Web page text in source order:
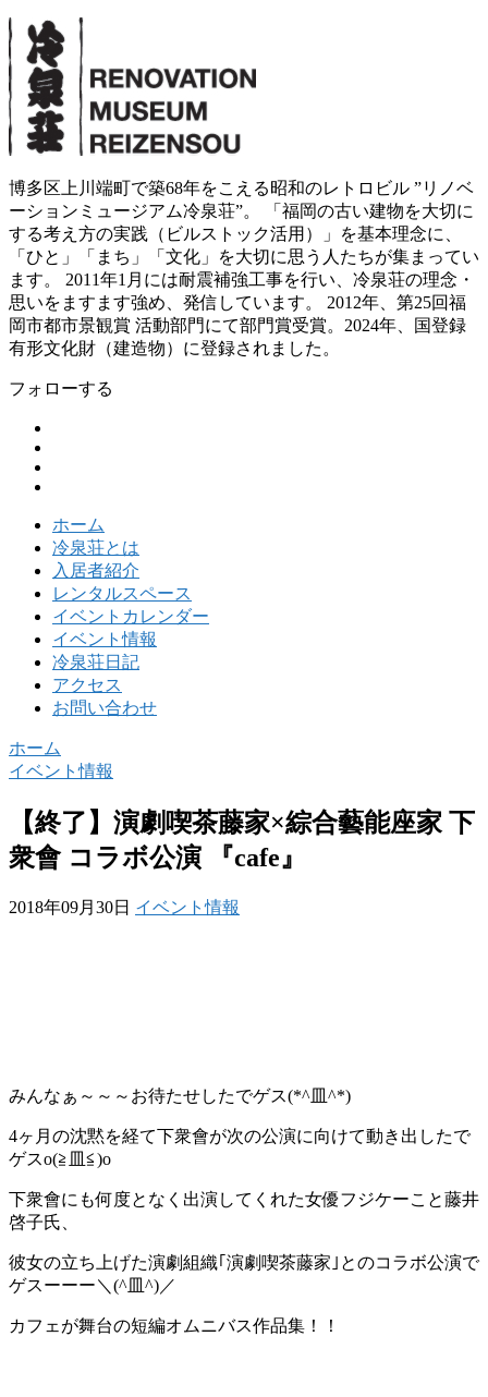
博多区上川端町で築68年をこえる昭和のレトロビル ”リノベ
ーションミュージアム冷泉荘”。 「福岡の古い建物を大切に
する考え方の実践（ビルストック活用）」を基本理念に、
「ひと」「まち」「文化」を大切に思う人たちが集まってい
ます。 2011年1月には耐震補強工事を行い、冷泉荘の理念・
思いをますます強め、発信しています。 2012年、第25回福
岡市都市景観賞 活動部門にて部門賞受賞。2024年、国登録
有形文化財（建造物）に登録されました。
フォローする
ホーム
冷泉荘とは
入居者紹介
レンタルスペース
イベントカレンダー
イベント情報
冷泉荘日記
アクセス
お問い合わせ
ホーム
イベント情報
【終了】演劇喫茶藤家×綜合藝能座家 下
衆會 コラボ公演 『cafe』
2018年09月30日 イベント情報
みんなぁ～～～お待たせしたでゲス(*^皿^*)
4ヶ月の沈黙を経て下衆會が次の公演に向けて動き出したで
ゲスo(≧皿≦)o
下衆會にも何度となく出演してくれた女優フジケーこと藤井
啓子氏、
彼女の立ち上げた演劇組織｢演劇喫茶藤家｣とのコラボ公演で
ゲスーーー＼(^皿^)／
カフェが舞台の短編オムニバス作品集！！